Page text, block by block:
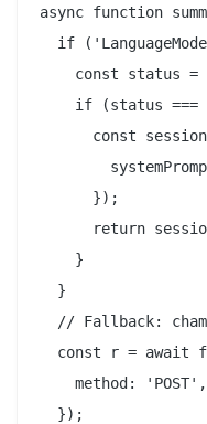
async function
if
const status =
if (status ===
const
      });
return
    }
  }
// Fallback:
const r = await
method:
  });